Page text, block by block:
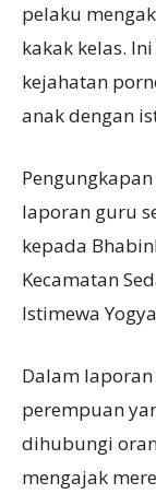
pelaku
kakak kelas.
kejahatan
anak dengan
laporan guru
kepada
Kecamatan
Istimewa
Dalam
perempuan
dihubungi
mengajak